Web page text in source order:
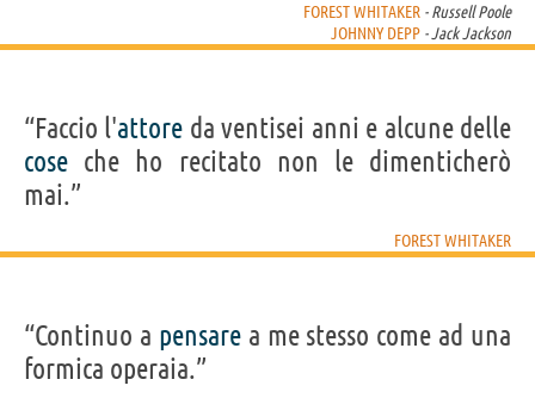
FOREST WHITAKER - Russell Poole
JOHNNY DEPP - Jack Jackson
“Faccio l'attore da ventisei anni e alcune delle
cose che ho recitato non le dimenticherò
mai.”
FOREST WHITAKER
“Continuo a pensarea me stesso come ad una
formica operaia.”